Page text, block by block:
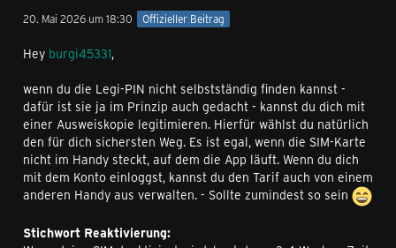
20. Mai 2026 um 18:30 Offizieller Beitrag
Hey burgi45331,
wenn du die Legi-PIN nicht selbstständig finden kannst -
dafür ist sie ja im Prinzip auch gedacht - kannst du dich mit
einer Ausweiskopie legitimieren. Hierfür wählst du natürlich
den für dich sichersten Weg. Es ist egal, wenn die SIM-Karte
nicht im Handy steckt, auf dem die App läuft. Wenn du dich
mit dem Konto einloggst, kannst du den Tarif auch von einem
anderen Handy aus verwalten. - Sollte zumindest so sein
Stichwort Reaktivierung: